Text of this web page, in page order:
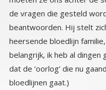
bloedlijnen gaat.)